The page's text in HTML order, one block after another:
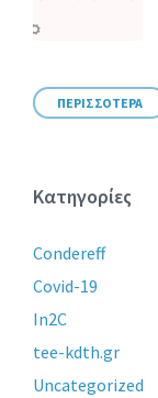
ΠΕΡΙΣΣΟΤΕΡΑ
Κατηγορίες
Condereff
Covid-19
In2C
tee-kdth.gr
Uncategorized